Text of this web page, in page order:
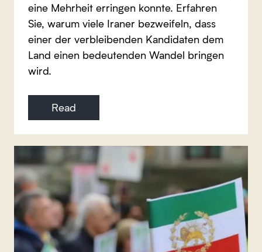
eine Mehrheit erringen konnte. Erfahren
Sie, warum viele Iraner bezweifeln, dass
einer der verbleibenden Kandidaten dem
Land einen bedeutenden Wandel bringen
wird.
Read